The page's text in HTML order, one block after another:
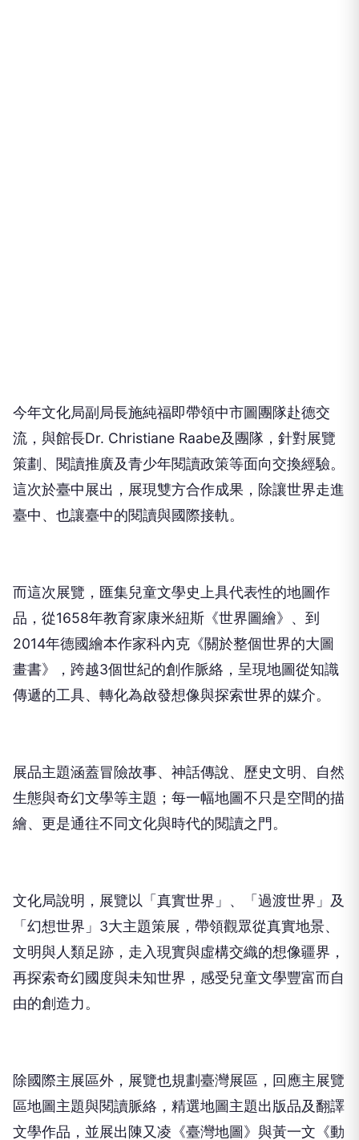
今年文化局副局長施純福即帶領中市圖團隊赴德交
流，與館長Dr. Christiane Raabe及團隊，針對展覽
策劃、閱讀推廣及青少年閱讀政策等面向交換經驗。
這次於臺中展出，展現雙方合作成果，除讓世界走進
臺中、也讓臺中的閱讀與國際接軌。
而這次展覽，匯集兒童文學史上具代表性的地圖作
品，從1658年教育家康米紐斯《世界圖繪》、到
2014年德國繪本作家科內克《關於整個世界的大圖
畫書》，跨越3個世紀的創作脈絡，呈現地圖從知識
傳遞的工具、轉化為啟發想像與探索世界的媒介。
展品主題涵蓋冒險故事、神話傳說、歷史文明、自然
生態與奇幻文學等主題；每一幅地圖不只是空間的描
繪、更是通往不同文化與時代的閱讀之門。
文化局說明，展覽以「真實世界」、「過渡世界」及
「幻想世界」3大主題策展，帶領觀眾從真實地景、
文明與人類足跡，走入現實與虛構交織的想像疆界，
再探索奇幻國度與未知世界，感受兒童文學豐富而自
由的創造力。
除國際主展區外，展覽也規劃臺灣展區，回應主展覽
區地圖主題與閱讀脈絡，精選地圖主題出版品及翻譯
文學作品，並展出陳又凌《臺灣地圖》與黃一文《動